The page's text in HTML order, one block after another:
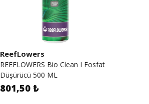
ReefLowers
REEFLOWERS Bio Clean I Fosfat
Düşürücü 500 ML
801,50 ₺